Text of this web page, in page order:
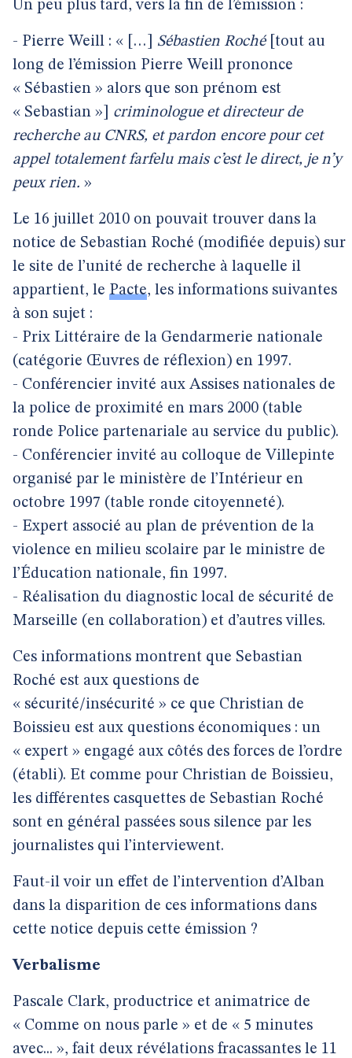
Un peu plus tard, vers la fin de l’émission :
- Pierre Weill : « […] Sébastien Roché [tout au
long de l’émission Pierre Weill prononce
« Sébastien » alors que son prénom est
« Sebastian »] criminologue et directeur de
recherche au CNRS, et pardon encore pour cet
appel totalement farfelu mais c’est le direct, je n’y
peux rien. »
Le 16 juillet 2010 on pouvait trouver dans la
notice de Sebastian Roché (modifiée depuis) sur
le site de l’unité de recherche à laquelle il
appartient, le Pacte, les informations suivantes
à son sujet :
- Prix Littéraire de la Gendarmerie nationale
(catégorie Œuvres de réflexion) en 1997.
- Conférencier invité aux Assises nationales de
la police de proximité en mars 2000 (table
ronde Police partenariale au service du public).
- Conférencier invité au colloque de Villepinte
organisé par le ministère de l’Intérieur en
octobre 1997 (table ronde citoyenneté).
- Expert associé au plan de prévention de la
violence en milieu scolaire par le ministre de
l’Éducation nationale, fin 1997.
- Réalisation du diagnostic local de sécurité de
Marseille (en collaboration) et d’autres villes.
Ces informations montrent que Sebastian
Roché est aux questions de
« sécurité/insécurité » ce que Christian de
Boissieu est aux questions économiques : un
« expert » engagé aux côtés des forces de l’ordre
(établi). Et comme pour Christian de Boissieu,
les différentes casquettes de Sebastian Roché
sont en général passées sous silence par les
journalistes qui l’interviewent.
Faut-il voir un effet de l’intervention d’Alban
dans la disparition de ces informations dans
cette notice depuis cette émission ?
Verbalisme
Pascale Clark, productrice et animatrice de
« Comme on nous parle » et de « 5 minutes
avec... », fait deux révélations fracassantes le 11